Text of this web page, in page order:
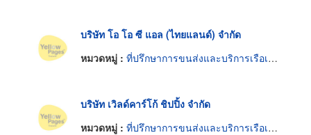
บริษัท โอ โอ ซี แอล (ไทยแลนด์) จำกัด
หมวดหมู่ : ที่ปรึกษาการขนส่งและบริการเรือเดินทะเล
บริษัท เวิลด์คาร์โก้ ชิปปิ้ง จำกัด
หมวดหมู่ : ที่ปรึกษาการขนส่งและบริการเรือเดินทะเล